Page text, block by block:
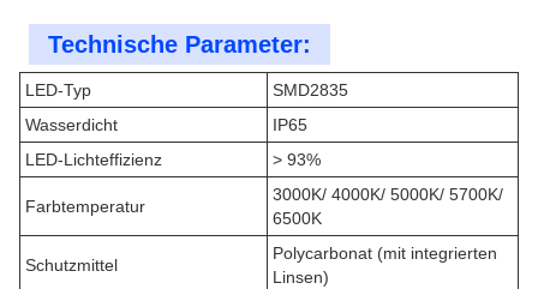
Technische Parameter:
LED-Typ
SMD2835
Wasserdicht
IP65
LED-Lichteffizienz
> 93%
Farbtemperatur
3000K/ 4000K/ 5000K/ 5700K/
6500K
Schutzmittel
Polycarbonat (mit integrierten
Linsen)